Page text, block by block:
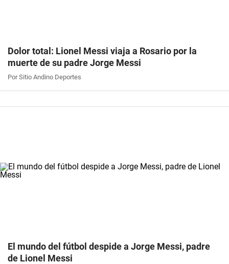
Dolor total: Lionel Messi viaja a Rosario por la
muerte de su padre Jorge Messi
Por Sitio Andino Deportes
El mundo del fútbol despide a Jorge Messi, padre
de Lionel Messi